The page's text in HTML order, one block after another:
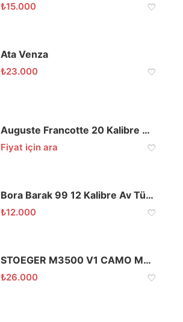
₺15.000
Ata Venza
₺23.000
Auguste Francotte 20 Kalibre Çifte
Fiyat için ara
Bora Barak 99 12 Kalibre Av Tüfeği
₺12.000
STOEGER M3500 V1 CAMO MAX5 YARI OTOMATİK AV TÜFEĞİ 76CM
₺26.000